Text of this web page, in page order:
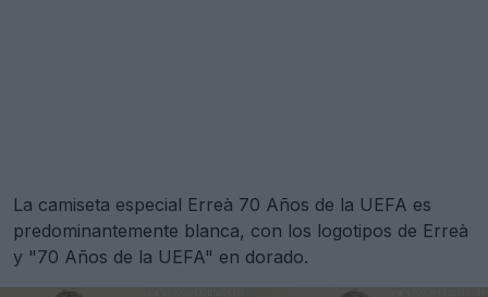
La camiseta especial Erreà 70 Años de la UEFA es
predominantemente blanca, con los logotipos de Erreà
y "70 Años de la UEFA" en dorado.